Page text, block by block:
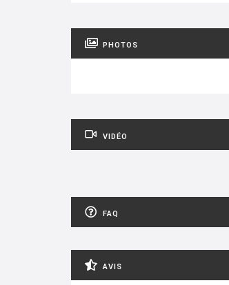
PHOTOS
VIDÉO
FAQ
AVIS